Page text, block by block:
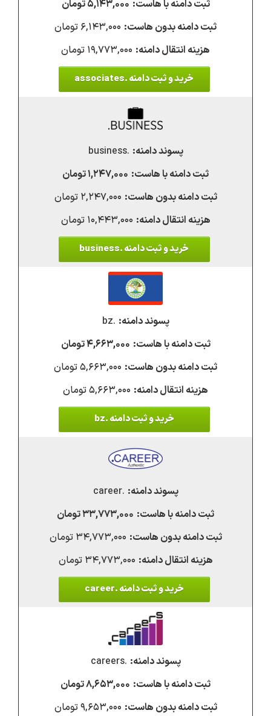
۵,۱۴۳,۰۰۰ تومان
۶,۱۴۳,۰۰۰ تومان
۱۹,۷۷۳,۰۰۰ تومان
خرید و ثبت دامنه .associates
.business
۱,۲۴۷,۰۰۰ تومان
۲,۲۴۷,۰۰۰ تومان
۱۰,۴۴۳,۰۰۰ تومان
خرید و ثبت دامنه .business
.bz
۴,۶۶۳,۰۰۰ تومان
۵,۶۶۳,۰۰۰ تومان
۵,۶۶۳,۰۰۰ تومان
خرید و ثبت دامنه .bz
.career
۳۳,۷۷۳,۰۰۰ تومان
۳۴,۷۷۳,۰۰۰ تومان
۳۴,۷۷۳,۰۰۰ تومان
خرید و ثبت دامنه .career
.careers
۸,۶۵۳,۰۰۰ تومان
۹,۶۵۳,۰۰۰ تومان